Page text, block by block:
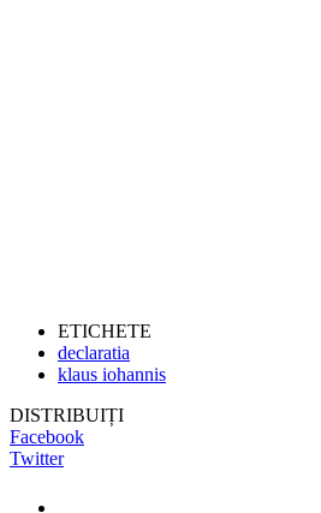
ETICHETE
declaratia
klaus iohannis
DISTRIBUIȚI
Facebook
Twitter